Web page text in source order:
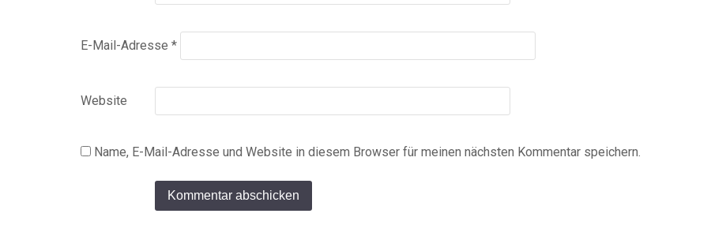
E-Mail-Adresse *
Website
Name, E-Mail-Adresse und Website in diesem Browser für meinen nächsten Kommentar speichern.